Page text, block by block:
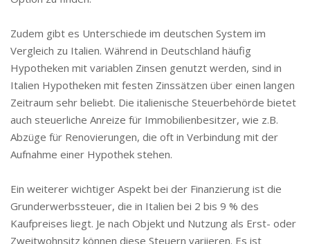
Zudem gibt es Unterschiede im deutschen System im
Vergleich zu Italien. Während in Deutschland häufig
Hypotheken mit variablen Zinsen genutzt werden, sind in
Italien Hypotheken mit festen Zinssätzen über einen langen
Zeitraum sehr beliebt. Die italienische Steuerbehörde bietet
auch steuerliche Anreize für Immobilienbesitzer, wie z.B.
Abzüge für Renovierungen, die oft in Verbindung mit der
Aufnahme einer Hypothek stehen.
Ein weiterer wichtiger Aspekt bei der Finanzierung ist die
Grunderwerbssteuer, die in Italien bei 2 bis 9 % des
Kaufpreises liegt. Je nach Objekt und Nutzung als Erst- oder
Zweitwohnsitz können diese Steuern variieren. Es ist